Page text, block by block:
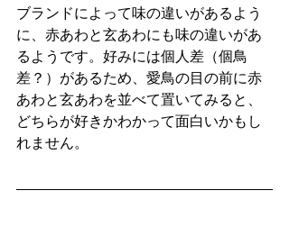
ブランドによって味の違いがあるよう
に、赤あわと玄あわにも味の違いがあ
るようです。好みには個人差（個鳥
差？）があるため、愛鳥の目の前に赤
あわと玄あわを並べて置いてみると、
どちらが好きかわかって面白いかもし
れません。